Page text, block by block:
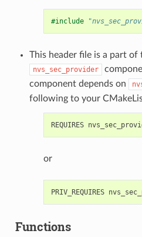
#include
This header file is a part
nvs_sec_provider
component depends on
following to your
or
Functions